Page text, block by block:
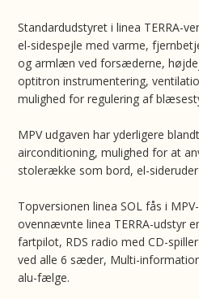
Standardudstyret i linea TERRA-
el-sidespejle med varme,
og armlæn ved forsæderne,
optitron instrumentering,
mulighed for regulering af
MPV udgaven har yderligere
airconditioning, mulighed for at
stolerække som bord, el-
Topversionen linea SOL fås i
ovennævnte linea TERRA-udstyr
fartpilot, RDS radio med CD-
ved alle 6 sæder, Multi-
alu-fælge.